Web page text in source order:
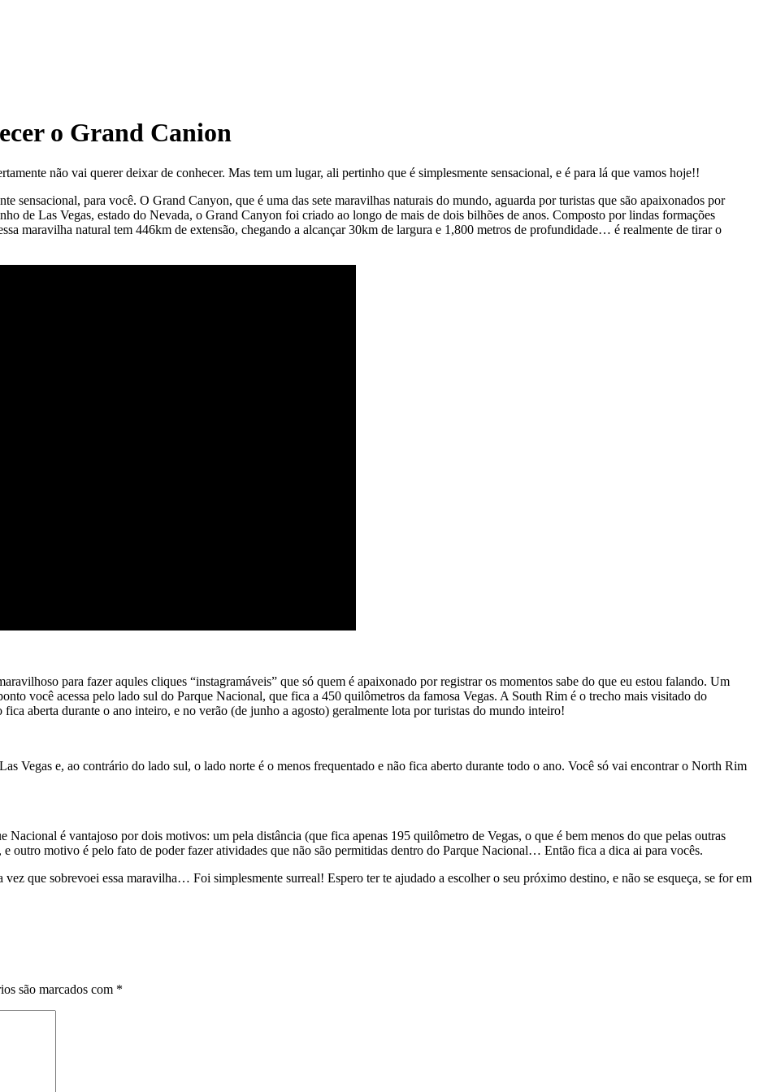
o Grand Canion
não vai querer deixar de conhecer. Mas tem um lugar, ali pertinho que é simplesmente sensacional, e é para lá que vamos hoje!!
sensacional, para você. O Grand Canyon, que é uma das sete maravilhas naturais do mundo, aguarda por turistas que são apaixonados por
de Las Vegas, estado do Nevada, o Grand Canyon foi criado ao longo de mais de dois bilhões de anos. Composto por lindas formações
maravilha natural tem 446km de extensão, chegando a alcançar 30km de largura e 1,800 metros de profundidade… é realmente de tirar o
para fazer aqules cliques “instagramáveis” que só quem é apaixonado por registrar os momentos sabe do que eu estou falando. Um
você acessa pelo lado sul do Parque Nacional, que fica a 450 quilômetros da famosa Vegas. A South Rim é o trecho mais visitado do
aberta durante o ano inteiro, e no verão (de junho a agosto) geralmente lota por turistas do mundo inteiro!
Vegas e, ao contrário do lado sul, o lado norte é o menos frequentado e não fica aberto durante todo o ano. Você só vai encontrar o North Rim
é vantajoso por dois motivos: um pela distância (que fica apenas 195 quilômetro de Vegas, o que é bem menos do que pelas outras
outro motivo é pelo fato de poder fazer atividades que não são permitidas dentro do Parque Nacional… Então fica a dica ai para vocês.
que sobrevoei essa maravilha… Foi simplesmente surreal! Espero ter te ajudado a escolher o seu próximo destino, e não se esqueça, se for em
são marcados com *